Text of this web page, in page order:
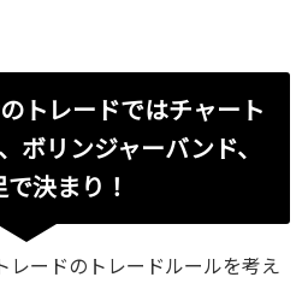
トレードではチャート
ボリンジャーバンド、
決まり！
レードのトレードルールを考え